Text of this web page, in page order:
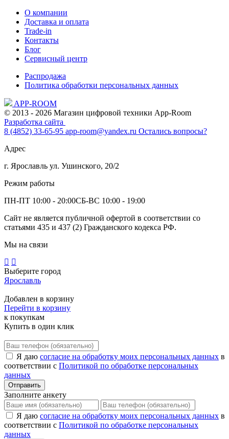
О компании
Доставка и оплата
Trade-in
Контакты
Блог
Сервисный центр
Распродажа
Политика обработки персональных данных
APP-ROOM
© 2013 - 2026 Магазин цифровой техники App-Room
Разработка сайта
8 (4852) 33-65-95 app-room@yandex.ru Остались вопросы?
Адрес
г. Ярославль ул. Ушинского, 20/2
Режим работы
ПН-ПТ 10:00 - 20:00СБ-ВС 10:00 - 19:00
Сайт не является публичной офертой в соответствии со
статьями 435 и 437 (2) Гражданского кодекса РФ.
Мы на связи
Выберите город
Ярославль
Добавлен в корзину
Перейти в корзину
к покупкам
Купить в один клик
Я даю согласие на обработку моих персональных данных в
соответствии с Политикой по обработке персональных
данных
Отправить
Заполните анкету
Я даю согласие на обработку моих персональных данных в
соответствии с Политикой по обработке персональных
данных